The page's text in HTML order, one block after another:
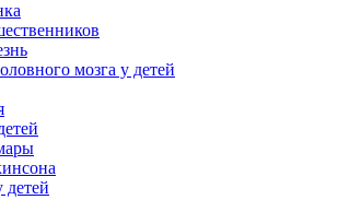
мозга у детей
детей